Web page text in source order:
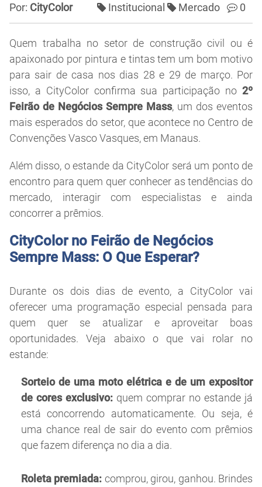
Por: CityColor Institucional Mercado 0
Quem trabalha no setor de construção civil ou é
apaixonado por pintura e tintas tem um bom motivo
para sair de casa nos dias 28 e 29 de março. Por
isso, a CityColor confirma sua participação no 2º
Feirão de Negócios Sempre Mass, um dos eventos
mais esperados do setor, que acontece no Centro de
Convenções Vasco Vasques, em Manaus.
Além disso, o estande da CityColor será um ponto de
encontro para quem quer conhecer as tendências do
mercado, interagir com especialistas e ainda
concorrer a prêmios.
CityColor no Feirão de Negócios
Sempre Mass: O Que Esperar?
Durante os dois dias de evento, a CityColor vai
oferecer uma programação especial pensada para
quem quer se atualizar e aproveitar boas
oportunidades. Veja abaixo o que vai rolar no
estande:
Sorteio de uma moto elétrica e de um expositor
de cores exclusivo: quem comprar no estande já
está concorrendo automaticamente. Ou seja, é
uma chance real de sair do evento com prêmios
que fazem diferença no dia a dia.
Roleta premiada: comprou, girou, ganhou. Brindes